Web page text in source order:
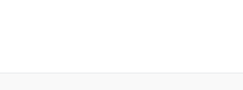
Быстрый заказ
Сравнить